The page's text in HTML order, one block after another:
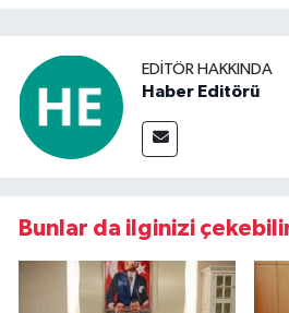
EDITÖR HAKKINDA
Haber Editörü
Bunlar da ilginizi